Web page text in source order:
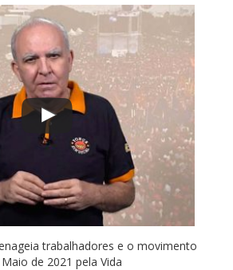
trabalhadores e o movimento
de 2021 pela Vida